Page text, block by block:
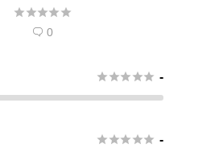

 0
 -
 -